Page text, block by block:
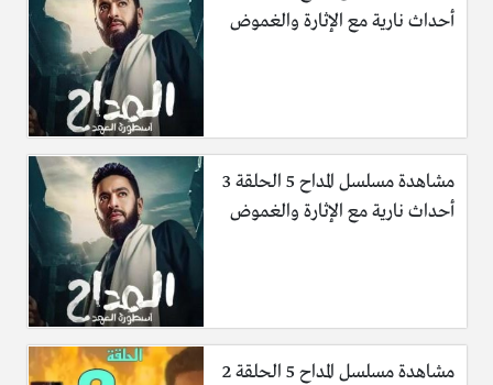
أحداث نارية مع الإثارة والغموض
مشاهدة مسلسل المداح 5 الحلقة 3
أحداث نارية مع الإثارة والغموض
مشاهدة مسلسل المداح 5 الحلقة 2